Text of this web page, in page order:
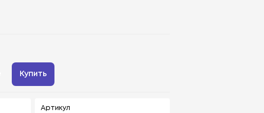
Купить
Артикул